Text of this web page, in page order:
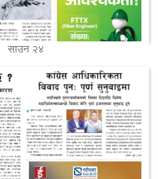
साउन २४